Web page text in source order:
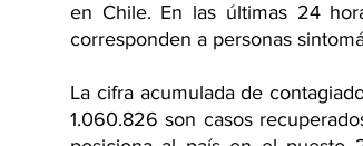
en Chile. En las últimas 24
corresponden a personas
La cifra acumulada de
1.060.826 son casos